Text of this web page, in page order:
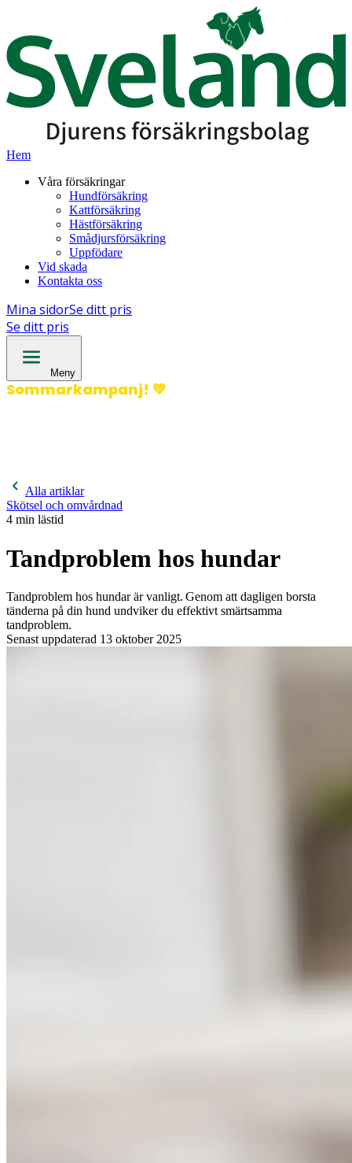
Hem
Våra försäkringar
Hundförsäkring
Kattförsäkring
Hästförsäkring
Smådjursförsäkring
Uppfödare
Vid skada
Kontakta oss
Mina sidorSe ditt pris
Se ditt pris
Meny
Sommarkampanj! 💚
Alla artiklar
Skötsel och omvårdnad
4 min lästid
Tandproblem hos hundar
Tandproblem hos hundar är vanligt. Genom att dagligen borsta
tänderna på din hund undviker du effektivt smärtsamma
tandproblem.
Senast uppdaterad 13 oktober 2025